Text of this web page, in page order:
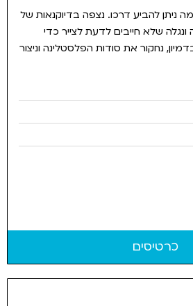
ניתן להביע דרכו. נצפה בדיוקנאות של
ונגלה שלא חייבים לדעת לצייר כדי
נחקור את סודות הפלסטלינה וניצור
כרטיסים